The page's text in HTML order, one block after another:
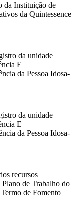
da Instituição de
da Quintessence
da unidade
E
da Pessoa Idosa-
da unidade
E
da Pessoa Idosa-
recursos
Plano de Trabalho do
de Fomento